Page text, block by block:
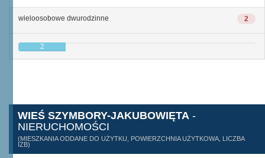
2
wieloosobowe dwurodzinne
2
WIEŚ SZYMBORY-JAKUBOWIĘTA -
NIERUCHOMOŚCI
(MIESZKANIA ODDANE DO UŻYTKU, POWIERZCHNIA UŻYTKOWA, LICZBA
IZB)